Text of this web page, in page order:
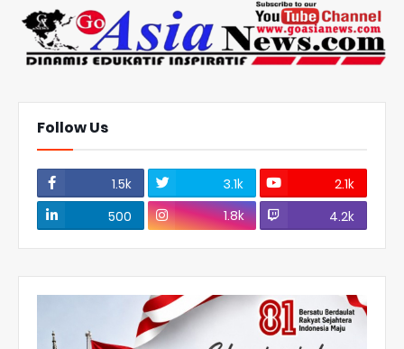
Follow Us
1.5k 3.1k
2.1k
500
1.8k 4.2k